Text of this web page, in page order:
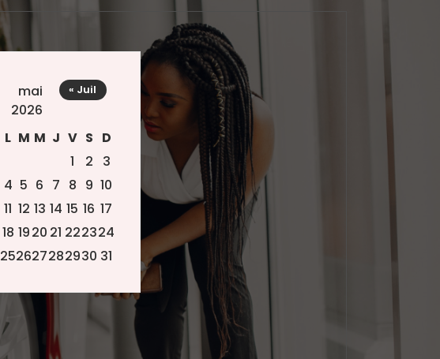
mai
2026
L M M J V S D
1
2
3
4 5 6 7 8 9 10
11 12 13 14 15 16 17
18 1920 21 222324
252627282930 31
« Juil